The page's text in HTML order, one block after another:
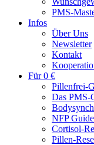
PMS-
Infos
Über Uns
Newsletter
Kontakt
Für 0 €
Pillenfrei-
Das PMS-
NFP Guide
Cortisol-
Pillen-